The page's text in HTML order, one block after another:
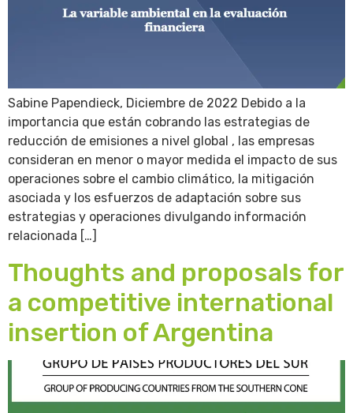
Sabine Papendieck, Diciembre de 2022 Debido a la
importancia que están cobrando las estrategias de
reducción de emisiones a nivel global , las empresas
consideran en menor o mayor medida el impacto de sus
operaciones sobre el cambio climático, la mitigación
asociada y los esfuerzos de adaptación sobre sus
estrategias y operaciones divulgando información
relacionada […]
Thoughts and proposals for
a competitive international
insertion of Argentina